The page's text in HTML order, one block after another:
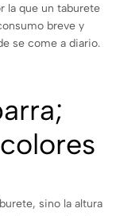
la que un taburete
breve y
se come a diario.
sino la altura